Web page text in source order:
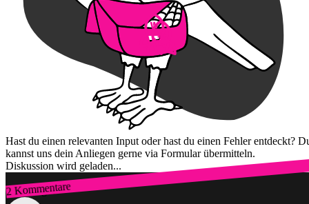
Hast du einen relevanten Input oder hast du einen Fehler entdeckt?
kannst uns dein Anliegen gerne via Formular übermitteln.
Diskussion wird geladen...
2 Kommentare
Zum Login